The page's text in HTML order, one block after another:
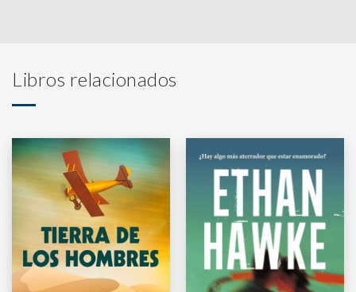
Libros relacionados